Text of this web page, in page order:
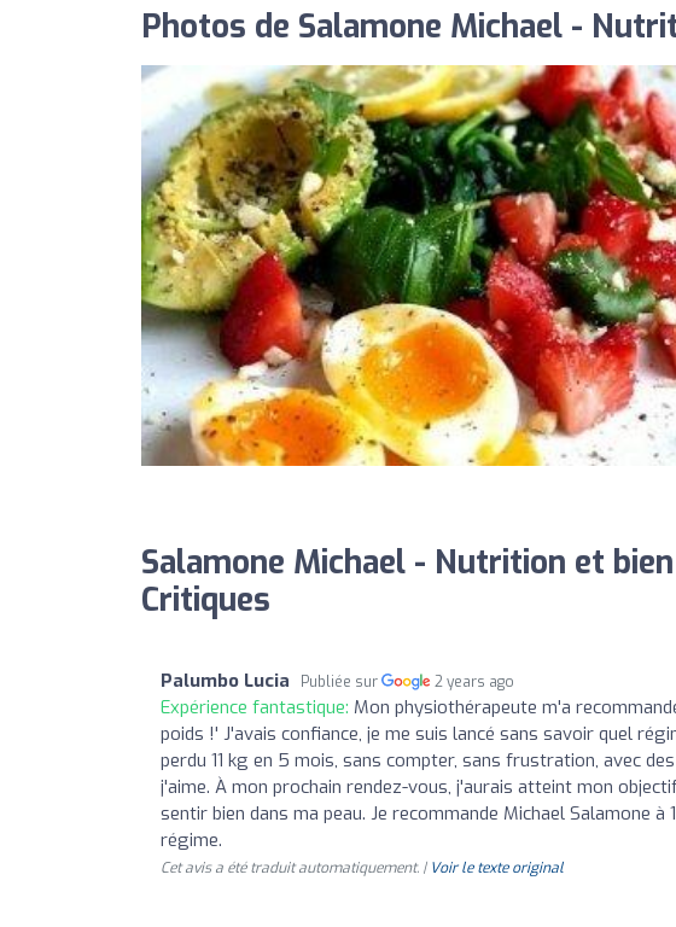
Photos de Salamone Michael -
Salamone Michael - Nutrition et
Critiques
Palumbo Lucia Publiée sur 2 years ago
Expérience fantastique: Mon physiothérapeute m'a
poids !' J'avais confiance, je me suis lancé sans savoir quel
perdu 11 kg en 5 mois, sans compter, sans frustration, avec
j'aime. À mon prochain rendez-vous, j'aurais atteint mon
sentir bien dans ma peau. Je recommande Michael Salamone
régime.
Cet avis a été traduit automatiquement. | Voir le texte original